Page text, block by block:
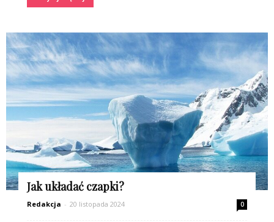
Jak układać czapki?
Redakcja - 20 listopada 2024 0